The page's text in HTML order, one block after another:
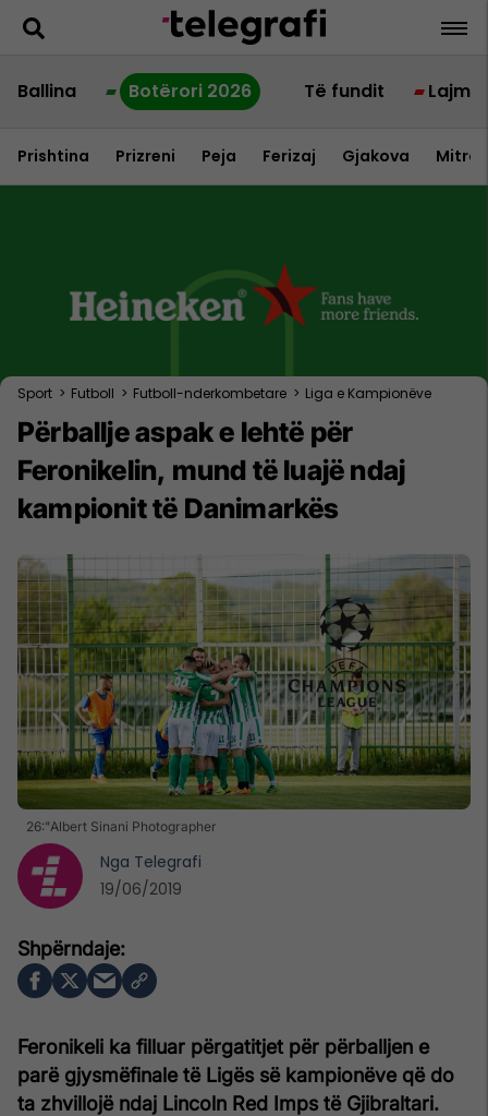
Ballina Botërori 2026 Të fundit Lajme
Prishtina Prizreni Peja Ferizaj Gjakova
Sport > Futboll > Futboll-nderkombetare > Liga e Kampionëve
Përballje aspak e lehtë për
Feronikelin, mund të luajë ndaj
kampionit të Danimarkës
26:"Albert Sinani Photographer
Feronikeli ka filluar përgatitjet për përballjen e
parë gjysmëfinale të Ligës së kampionëve që do
ta zhvillojë ndaj Lincoln Red Imps të Gjibraltari.
Nga Telegrafi
19/06/2019